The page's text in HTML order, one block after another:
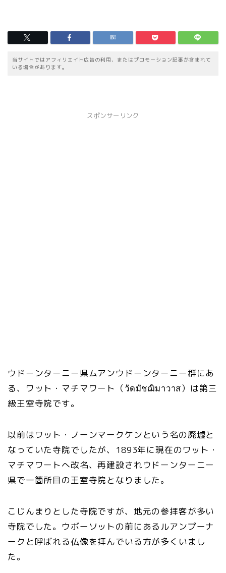
当サイトではアフィリエイト広告の利用、またはプロモーション記事が含まれて
いる場合があります。
スポンサーリンク
ウドーンターニー県ムアンウドーンターニー群にあ
る、ワット・マチマワート（วัดมัชฌิมาวาส）は第三
級王室寺院です。
以前はワット・ノーンマークケンという名の廃墟と
なっていた寺院でしたが、1893年に現在のワット・
マチマワートへ改名、再建設されウドーンターニー
県で一箇所目の王室寺院となりました。
こじんまりとした寺院ですが、地元の参拝客が多い
寺院でした。ウボーソットの前にあるルアンプーナ
ークと呼ばれる仏像を拝んでいる方が多くいまし
た。